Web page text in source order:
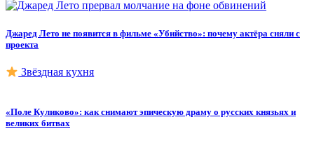
Джаред Лето не появится в фильме «Убийство»: почему актёра сняли с
проекта
Звёздная кухня
«Поле Куликово»: как снимают эпическую драму о русских князьях и
великих битвах